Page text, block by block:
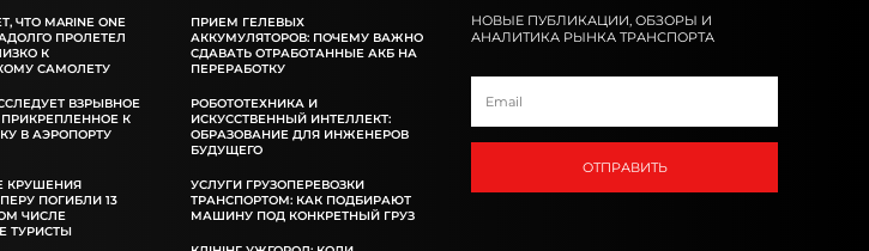
ЧТО MARINE ONE
ПРОЛЕТЕЛ
К
САМОЛЕТУ
ВЗРЫВНОЕ
ПРИКРЕПЛЕННОЕ К
В АЭРОПОРТУ
КРУШЕНИЯ
ПОГИБЛИ 13
ЧИСЛЕ
ТУРИСТЫ
ПРИЕМ ГЕЛЕВЫХ
АККУМУЛЯТОРОВ: ПОЧЕМУ ВАЖНО
СДАВАТЬ ОТРАБОТАННЫЕ АКБ НА
ПЕРЕРАБОТКУ
РОБОТОТЕХНИКА И
ИСКУССТВЕННЫЙ ИНТЕЛЛЕКТ:
ОБРАЗОВАНИЕ ДЛЯ ИНЖЕНЕРОВ
БУДУЩЕГО
УСЛУГИ ГРУЗОПЕРЕВОЗКИ
ТРАНСПОРТОМ: КАК ПОДБИРАЮТ
МАШИНУ ПОД КОНКРЕТНЫЙ ГРУЗ
НОВЫЕ ПУБЛИКАЦИИ, ОБЗОРЫ И
АНАЛИТИКА РЫНКА ТРАНСПОРТА
ОТПРАВИТЬ